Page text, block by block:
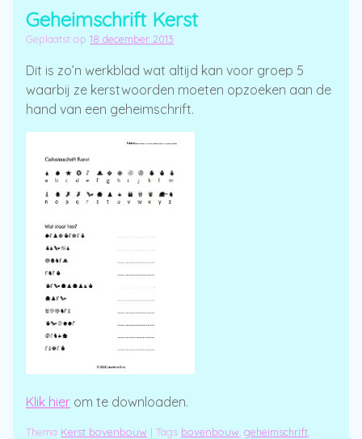
Geheimschrift Kerst
Geplaatst op 18 december 2013
Dit is zo’n werkblad wat altijd kan voor groep 5
waarbij ze kerstwoorden moeten opzoeken aan de
hand van een geheimschrift.
Klik hier om te downloaden.
Thema Kerst bovenbouw | Tags bovenbouw geheimschrift